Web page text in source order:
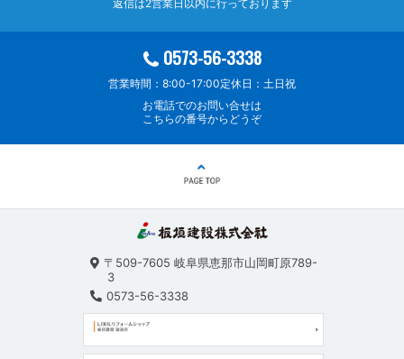
返信は2営業日以内に行っております
0573-56-3338
営業時間：8:00-17:00定休日：土日祝
お電話でのお問い合せは
こちらの番号からどうぞ
〒509-7605 岐阜県恵那市山岡町原789-
3
0573-56-3338